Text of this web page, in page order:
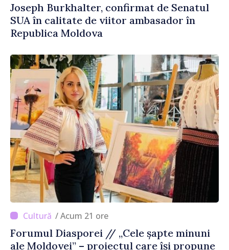
Joseph Burkhalter, confirmat de Senatul
SUA în calitate de viitor ambasador în
Republica Moldova
/ Acum 21 ore
Forumul Diasporei // „Cele șapte minuni
ale Moldovei” – proiectul care își propune